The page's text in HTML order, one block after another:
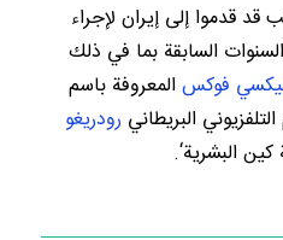
قدموا إلى إيران لإجراء
السابقة بما في ذلك
فوكسالمعروفة باسم
البريطاني رودريغو
البشرية‘.